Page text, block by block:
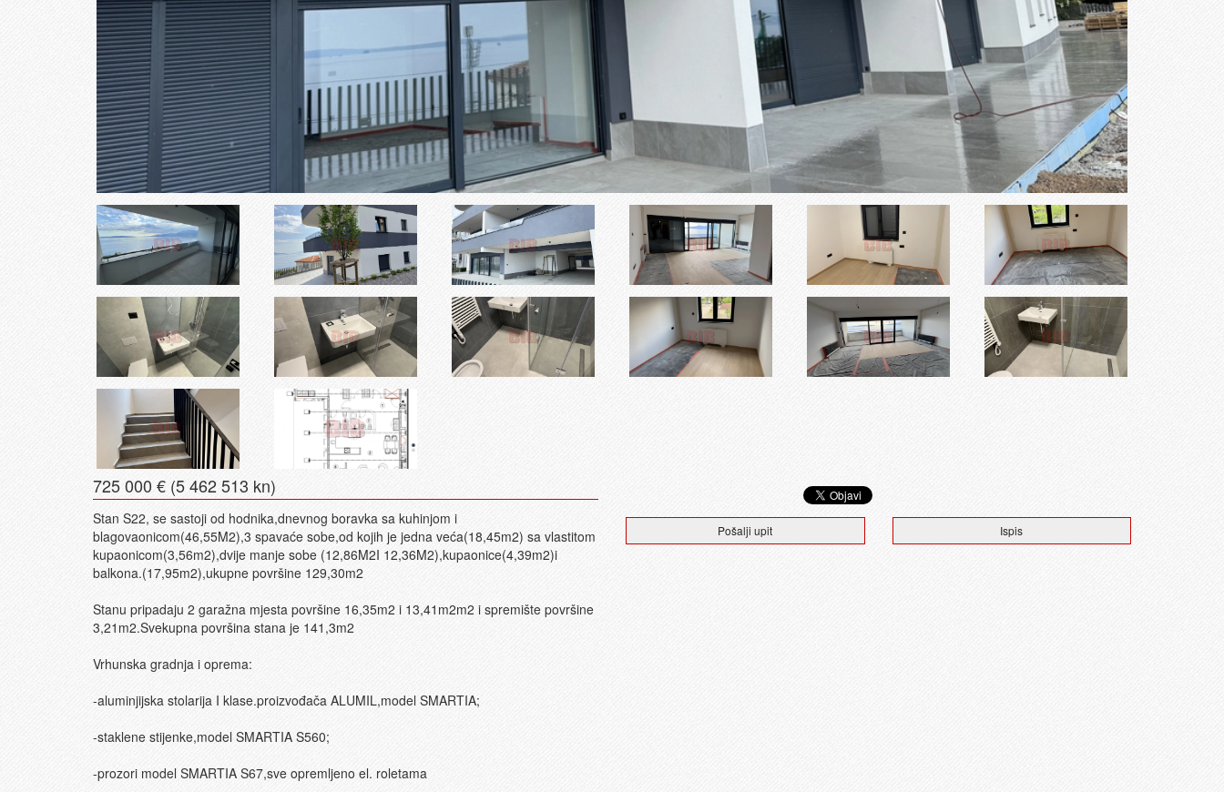
725 000 € (5 462 513 kn)
Stan S22, se sastoji od hodnika,dnevnog boravka sa kuhinjom i
blagovaonicom(46,55M2),3 spavaće sobe,od kojih je jedna veća(18,45m2) sa vlastitom
kupaonicom(3,56m2),dvije manje sobe (12,86M2I 12,36M2),kupaonice(4,39m2)i
balkona.(17,95m2),ukupne površine 129,30m2
Stanu pripadaju 2 garažna mjesta površine 16,35m2 i 13,41m2m2 i spremište površine
3,21m2.Svekupna površina stana je 141,3m2
Vrhunska gradnja i oprema:
-aluminjijska stolarija I klase.proizvođača ALUMIL,model SMARTIA;
-staklene stijenke,model SMARTIA S560;
-prozori model SMARTIA S67,sve opremljeno el. roletama
Pošalji upit Ispis